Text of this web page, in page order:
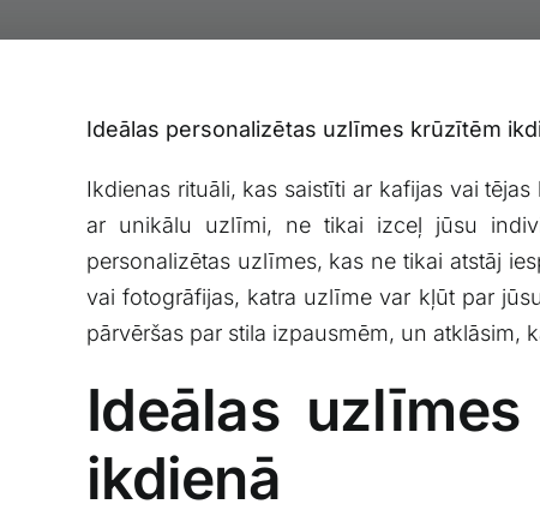
Ideālas personalizētas⁢ uzlīmes⁤ krūzītēm
Ikdienas rituāli, kas saistīti ar kafijas vai
ar unikālu uzlīmi, ne tikai izceļ ​jūsu
personalizētas uzlīmes, kas ​ne ⁣tikai atstāj
vai fotogrāfijas, katra uzlīme var kļūt par‌
pārvēršas par stila izpausmēm, un atklāsim,
Ideālas
ikdienā